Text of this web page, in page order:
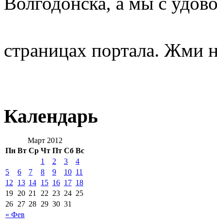
страницах портала. Жми
Календарь
Март 2012
Пн Вт Ср Чт Пт Сб Вс
« Фев
1 2 3
4
5
6 7 8 9 10 11
12
13 14 15 16 17 18
19 20 21 22 23 24 25
26 27 28 29 30 31